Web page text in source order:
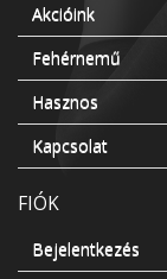
Akcióink
Fehérnemű
Hasznos
Kapcsolat
FIÓK
Bejelentkezés